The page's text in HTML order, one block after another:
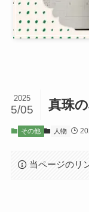
真珠
2025
5/05
その他 人物
当ページのリ